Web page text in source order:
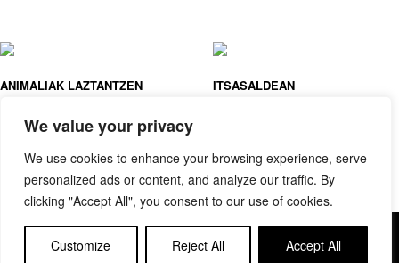
We value your privacy
We use cookies to enhance your browsing experience, serve
personalized ads or content, and analyze our traffic. By
clicking "Accept All", you consent to our use of cookies.
Customize Reject All Accept All
ANIMALIAK LAZTANTZEN ITSASALDEAN
Lege oharra
Cookie politika